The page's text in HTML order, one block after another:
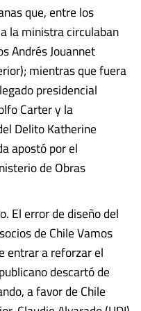
que, entre los
la ministra circulaban
Andrés Jouannet
mientras que fuera
presidencial
Carter y la
Delito Katherine
apostó por el
de Obras
El error de diseño del
de Chile Vamos
entrar a reforzar el
descartó de
a favor de Chile